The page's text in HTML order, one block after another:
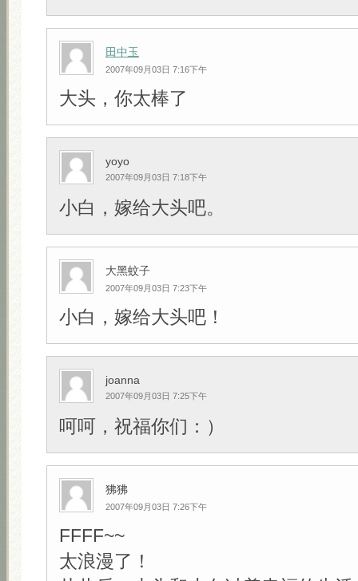
田中玉
2007年09月03日 7:16下午
大头，你太棒了
yoyo
2007年09月03日 7:18下午
小白，嫁给大头吧。
大黑蚊子
2007年09月03日 7:23下午
小白，嫁给大头吧！
joanna
2007年09月03日 7:25下午
呵呵，祝福你们：）
狒狒
2007年09月03日 7:26下午
FFFF~~
太浪漫了！